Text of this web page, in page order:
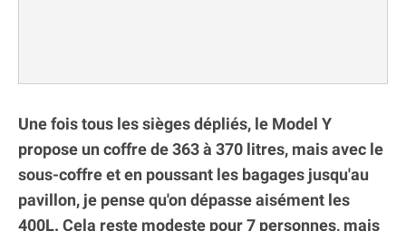
Une fois tous les sièges dépliés, le Model Y
propose un coffre de 363 à 370 litres, mais avec le
sous-coffre et en poussant les bagages jusqu'au
pavillon, je pense qu'on dépasse aisément les
400L. Cela reste modeste pour 7 personnes, mais